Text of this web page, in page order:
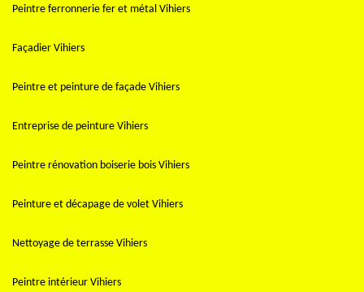
Peintre ferronnerie fer et métal Vihiers
Façadier Vihiers
Peintre et peinture de façade Vihiers
Entreprise de peinture Vihiers
Peintre rénovation boiserie bois Vihiers
Peinture et décapage de volet Vihiers
Nettoyage de terrasse Vihiers
Peintre intérieur Vihiers